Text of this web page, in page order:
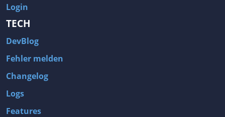
Login
TECH
DevBlog
Fehler melden
Changelog
Logs
Features